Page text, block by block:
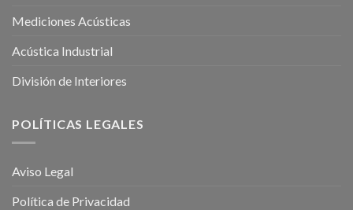
Mediciones Acústicas
Acústica Industrial
División de Interiores
POLÍTICAS LEGALES
Aviso Legal
Política de Privacidad